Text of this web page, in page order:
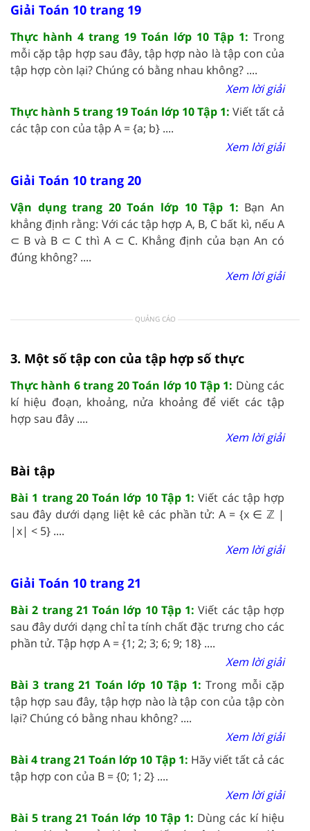
Giải Toán 10 trang 19
Thực hành 4 trang 19 Toán lớp 10 Tập 1: Trong
mỗi cặp tập hợp sau đây, tập hợp nào là tập con của
tập hợp còn lại? Chúng có bằng nhau không? ....
Xem lời giải
Thực hành 5 trang 19 Toán lớp 10 Tập 1: Viết tất cả
các tập con của tập A = {a; b} ....
Xem lời giải
Giải Toán 10 trang 20
Vận dụng trang 20 Toán lớp 10 Tập 1: Bạn An
khẳng định rằng: Với các tập hợp A, B, C bất kì, nếu A
⊂ B và B ⊂ C thì A ⊂ C. Khẳng định của bạn An có
đúng không? ....
Xem lời giải
QUẢNG CÁO
3. Một số tập con của tập hợp số thực
Thực hành 6 trang 20 Toán lớp 10 Tập 1: Dùng các
kí hiệu đoạn, khoảng, nửa khoảng để viết các tập
hợp sau đây ....
Xem lời giải
Bài tập
Bài 1 trang 20 Toán lớp 10 Tập 1: Viết các tập hợp
sau đây dưới dạng liệt kê các phần tử: A = {x ∈ ℤ |
|x| < 5} ....
Xem lời giải
Giải Toán 10 trang 21
Bài 2 trang 21 Toán lớp 10 Tập 1: Viết các tập hợp
sau đây dưới dạng chỉ ta tính chất đặc trưng cho các
phần tử. Tập hợp A = {1; 2; 3; 6; 9; 18} ....
Xem lời giải
Bài 3 trang 21 Toán lớp 10 Tập 1: Trong mỗi cặp
tập hợp sau đây, tập hợp nào là tập con của tập còn
lại? Chúng có bằng nhau không? ....
Xem lời giải
Bài 4 trang 21 Toán lớp 10 Tập 1: Hãy viết tất cả các
tập hợp con của B = {0; 1; 2} ....
Xem lời giải
Bài 5 trang 21 Toán lớp 10 Tập 1: Dùng các kí hiệu